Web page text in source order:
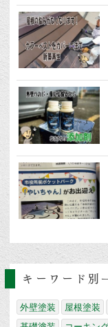
キーワード別
外壁塗装 屋根塗装